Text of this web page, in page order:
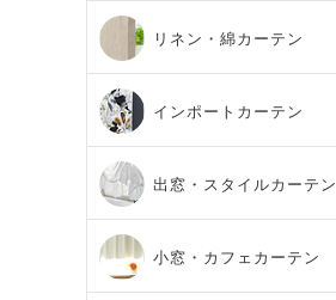
リネン・綿カーテン
インポートカーテン
出窓・スタイルカーテン
小窓・カフェカーテン